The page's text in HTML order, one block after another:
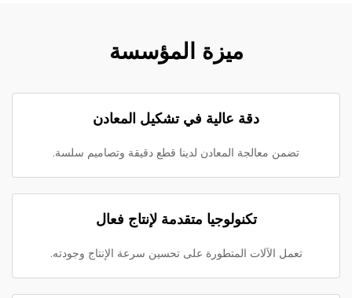
ميزة المؤسسة
دقة عالية في تشكيل المعادن
تضمن معالجة المعادن لدينا قطع دقيقة وتصاميم سلسة.
تكنولوجيا متقدمة لإنتاج فعال
تعمل الآلات المتطورة على تحسين سرعة الإنتاج وجودته.